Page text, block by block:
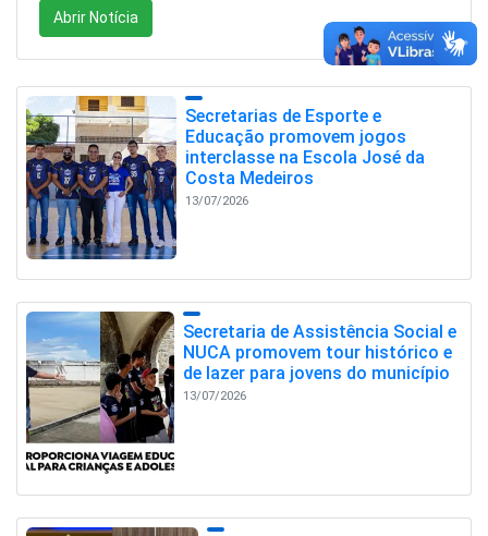
Abrir Notícia
Secretarias de Esporte e
Educação promovem jogos
interclasse na Escola José da
Costa Medeiros
13/07/2026
Secretaria de Assistência Social e
NUCA promovem tour histórico e
de lazer para jovens do município
13/07/2026